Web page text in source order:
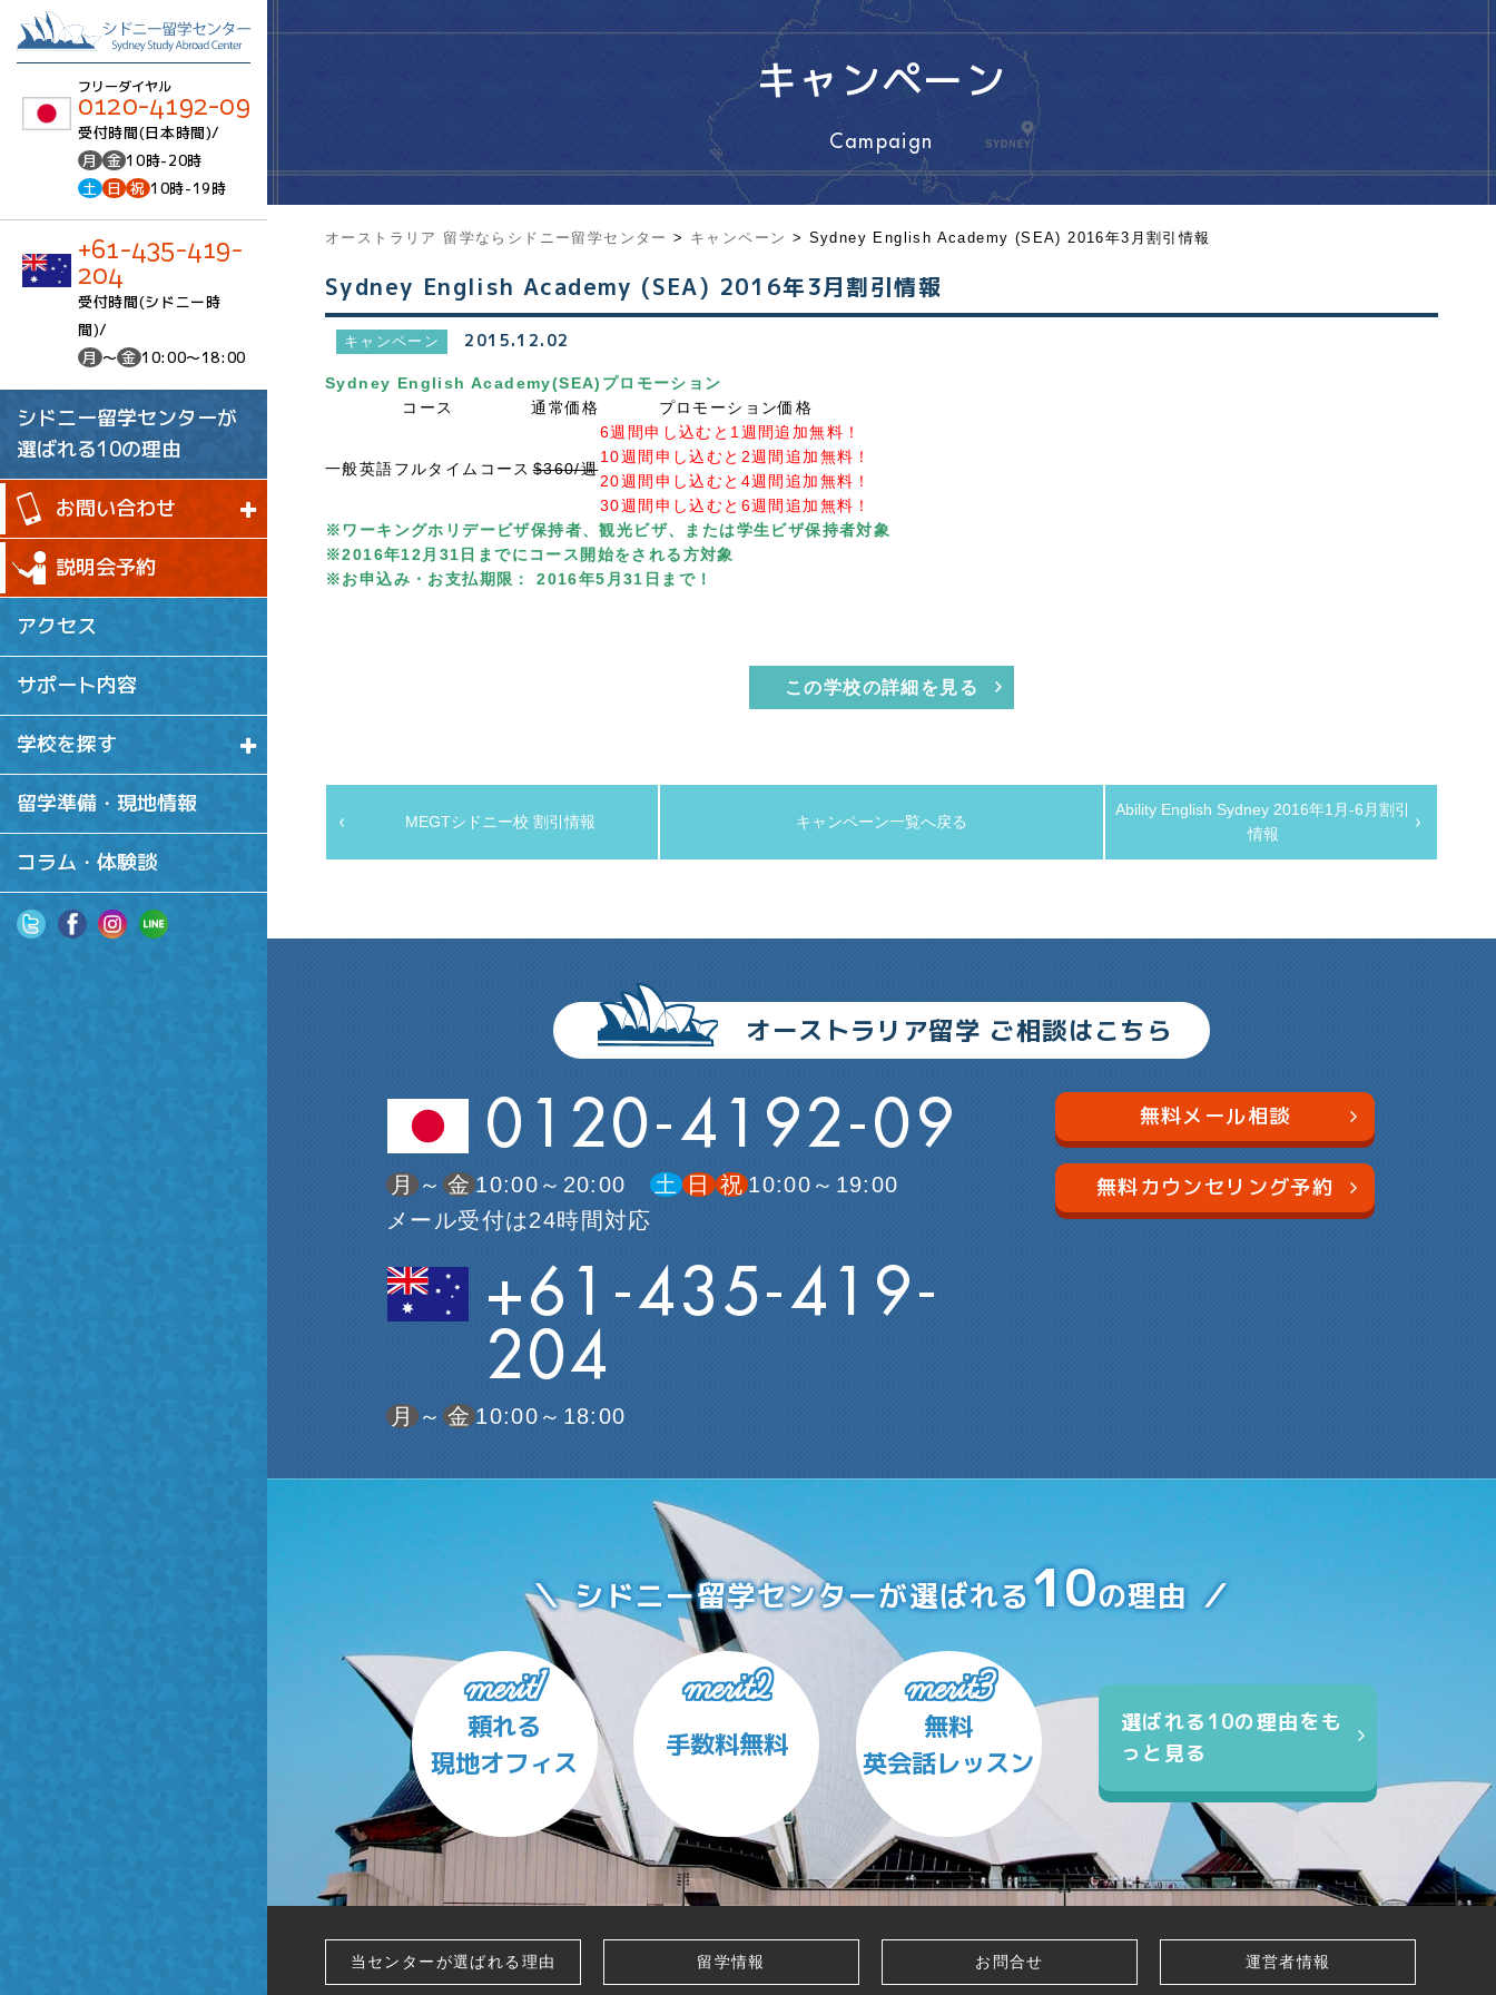
フリーダイヤル
0120-4192-09
受付時間(日本時間)/
月
金 10時-20時
土
日 祝 10時-19時
+61-435-419-
204
受付時間(シドニー時
間)/
月 ～ 金 10:00～18:00
シドニー留学センターが
選ばれる10の理由
お問い合わせ
説明会予約
アクセス
サポート内容
学校を探す
留学準備・現地情報
コラム・体験談
キャンペーン
Campaign
オーストラリア 留学ならシドニー留学センター > キャンペーン > Sydney English Academy (SEA) 2016年3月割引情報
Sydney English Academy (SEA) 2016年3月割引情報
キャンペーン 2015.12.02
Sydney English Academy(SEA)プロモーション
コース
通常価格 プロモーション価格
一般英語フルタイムコース $360/週
6週間申し込むと1週間追加無料！
10週間申し込むと2週間追加無料！
20週間申し込むと4週間追加無料！
30週間申し込むと6週間追加無料！
※ワーキングホリデービザ保持者、観光ビザ、または学生ビザ保持者対象
※2016年12月31日までにコース開始をされる方対象
※お申込み・お支払期限： 2016年5月31日まで！
この学校の詳細を見る
MEGTシドニー校 割引情報 キャンペーン一覧へ戻る
Ability English Sydney 2016年1月-6月割引
情報
オーストラリア留学 ご相談はこちら
0120-4192-09
月 ～ 金 10:00～20:00土 日 祝 10:00～19:00
メール受付は24時間対応
+61-435-419-
204
月 ～ 金 10:00～18:00
無料メール相談
無料カウンセリング予約
シドニー留学センターが選ばれる10の理由
merit1
頼れる
現地オフィス
merit2
手数料無料
merit3
無料
英会話レッスン
選ばれる10の理由をも
っと見る
当センターが選ばれる理由 留学情報 お問合せ 運営者情報